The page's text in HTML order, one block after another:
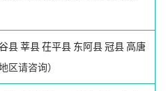
县莘县茌平县 东阿县冠县高唐
区请咨询）